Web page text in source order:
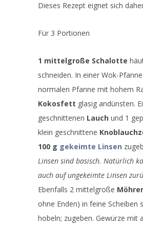
Dieses Rezept eignet sich
Für 3 Portionen
1 mittelgroße Schalotte
schneiden. In einer Wok-
normalen Pfanne mit hohem
Kokosfett glasig andünsten.
geschnittenen Lauch und 1
klein geschnittene
100 g gekeimte Linsen
Linsen sind basisch. Natürlich
auch auf ungekeimte Linsen
Ebenfalls 2 mittelgroße
ohne Enden) in feine Scheiben
hobeln; zugeben. Gewürze mit